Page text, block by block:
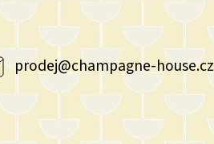
prodej@champagne-house.cz